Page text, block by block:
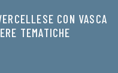
CON VASCA
TEMATICHE